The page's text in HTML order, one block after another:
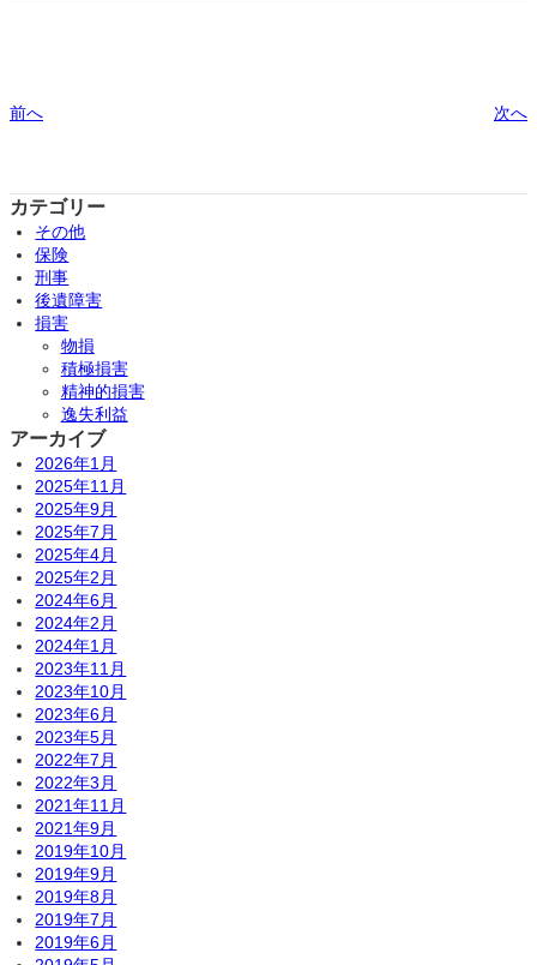
前へ 次へ
カテゴリー
その他
保険
刑事
後遺障害
損害
物損
積極損害
精神的損害
逸失利益
アーカイブ
2026年1月
2025年11月
2025年9月
2025年7月
2025年4月
2025年2月
2024年6月
2024年2月
2024年1月
2023年11月
2023年10月
2023年6月
2023年5月
2022年7月
2022年3月
2021年11月
2021年9月
2019年10月
2019年9月
2019年8月
2019年7月
2019年6月